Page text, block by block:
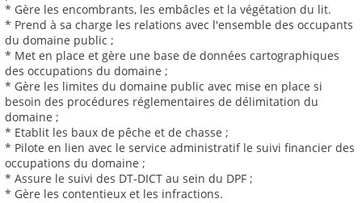
* Gère les encombrants, les embâcles et la végétation du lit.
* Prend à sa charge les relations avec l'ensemble des occupants
du domaine public ;
* Met en place et gère une base de données cartographiques
des occupations du domaine ;
* Gère les limites du domaine public avec mise en place si
besoin des procédures réglementaires de délimitation du
domaine ;
* Etablit les baux de pêche et de chasse ;
* Pilote en lien avec le service administratif le suivi financier des
occupations du domaine ;
* Assure le suivi des DT-DICT au sein du DPF ;
* Gère les contentieux et les infractions.